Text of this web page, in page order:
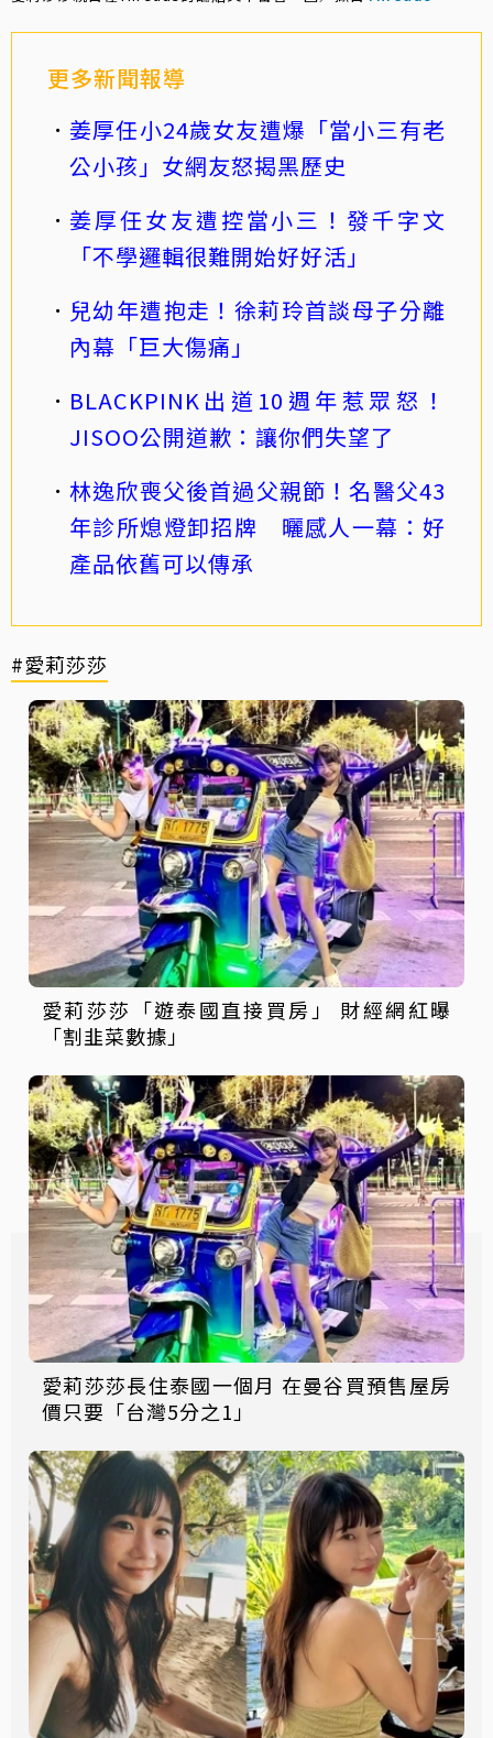
更多新聞報導
姜厚任小24歲女友遭爆「當小三有老
公小孩」女網友怒揭黑歷史
姜厚任女友遭控當小三！發千字文
「不學邏輯很難開始好好活」
兒幼年遭抱走！徐莉玲首談母子分離
內幕「巨大傷痛」
BLACKPINK出道10週年惹眾怒！
JISOO公開道歉：讓你們失望了
林逸欣喪父後首過父親節！名醫父43
年診所熄燈卸招牌 曬感人一幕：好
產品依舊可以傳承
#愛莉莎莎
愛莉莎莎「遊泰國直接買房」 財經網紅曝
「割韭菜數據」
愛莉莎莎長住泰國一個月 在曼谷買預售屋房
價只要「台灣5分之1」